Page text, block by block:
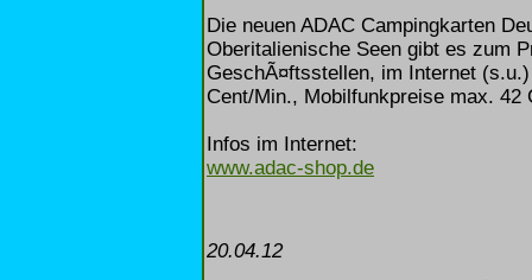
Die neuen ADAC Campingkarten
Oberitalienische Seen gibt es zum
GeschÃ¤ftsstellen, im Internet
Cent/Min., Mobilfunkpreise max. 42
Infos im Internet:
www.adac-shop.de
20.04.12